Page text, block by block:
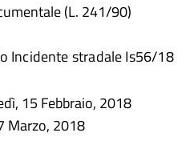
su
su
(L. 241/90)
Incidente stradale Is56/18
15 Febbraio, 2018
Marzo, 2018